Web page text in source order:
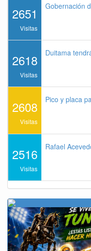
2651
Visitas
Gobernación
2618
Visitas
Duitama
2608
Visitas
Pico y placa
2516
Visitas
Rafael
Previous